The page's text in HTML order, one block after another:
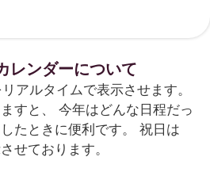
レンダーについて
アルタイムで表示させます。
すと、 今年はどんな日程だっ
たときに便利です。 祝日は
せております。